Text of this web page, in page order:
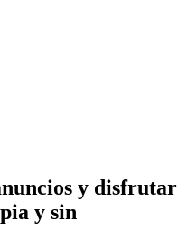
y disfrutar
y sin